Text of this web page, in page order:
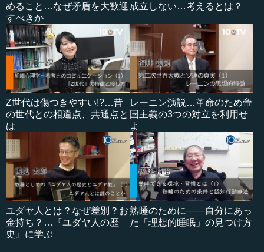
めること…なぜ矛盾を大歓迎
すべきか
成立しない…考えるとは？
Z世代は傷つきやすい!?…昔
の世代との相違点、共通点と
は
レーニン演説…革命のため帝
国主義の3つの対立を利用せ
よ
ユダヤ人とは？なぜ差別？お
金持ち？…『ユダヤ人の歴
史』に学ぶ
熟睡のために――自分にあっ
た「理想的睡眠」の見つけ方